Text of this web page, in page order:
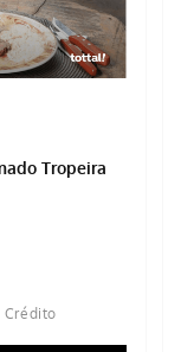
Tropeira